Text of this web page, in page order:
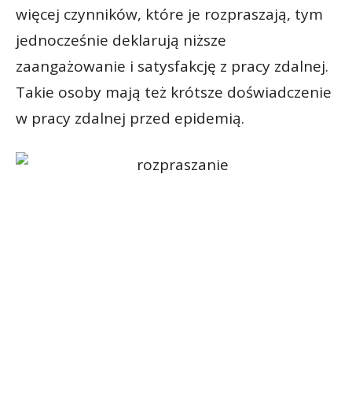
więcej czynników, które je rozpraszają, tym
jednocześnie deklarują niższe
zaangażowanie i satysfakcję z pracy zdalnej.
Takie osoby mają też krótsze doświadczenie
w pracy zdalnej przed epidemią.